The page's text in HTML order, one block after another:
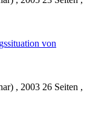
von
, 2003 26 Seiten ,